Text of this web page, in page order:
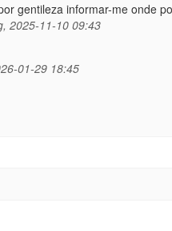
gentileza informar-me onde
2025-11-10 09:43
01-29 18:45